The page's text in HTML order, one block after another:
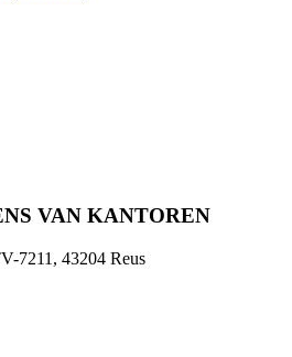
VAN KANTOREN
7211, 43204 Reus